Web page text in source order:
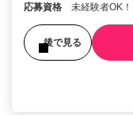
応募資格 未経験者OK
後で見る